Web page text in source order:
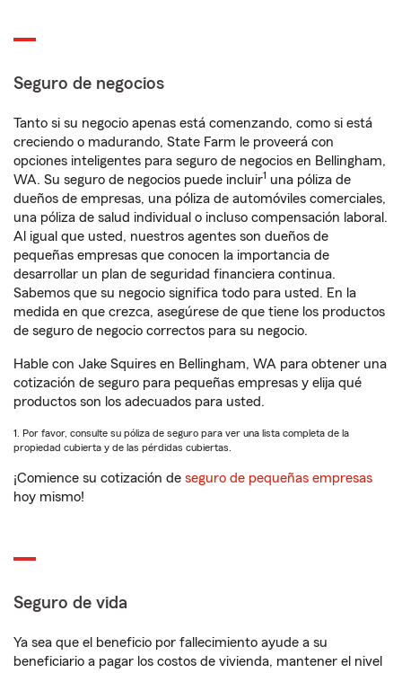
Seguro de negocios
Tanto si su negocio apenas está comenzando, como si está
creciendo o madurando, State Farm le proveerá con
opciones inteligentes para seguro de negocios en Bellingham,
WA. Su seguro de negocios puede incluir1 una póliza de
dueños de empresas, una póliza de automóviles comerciales,
una póliza de salud individual o incluso compensación laboral.
Al igual que usted, nuestros agentes son dueños de
pequeñas empresas que conocen la importancia de
desarrollar un plan de seguridad financiera continua.
Sabemos que su negocio significa todo para usted. En la
medida en que crezca, asegúrese de que tiene los productos
de seguro de negocio correctos para su negocio.
Hable con Jake Squires en Bellingham, WA para obtener una
cotización de seguro para pequeñas empresas y elija qué
productos son los adecuados para usted.
1. Por favor, consulte su póliza de seguro para ver una lista completa de la
propiedad cubierta y de las pérdidas cubiertas.
¡Comience su cotización de seguro de pequeñas empresas
hoy mismo!
Seguro de vida
Ya sea que el beneficio por fallecimiento ayude a su
beneficiario a pagar los costos de vivienda, mantener el nivel